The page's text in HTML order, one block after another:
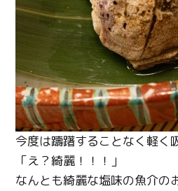
今度は躊躇することなく軽く
「え？綺麗！！！」
なんとも綺麗な塩味の魚介の